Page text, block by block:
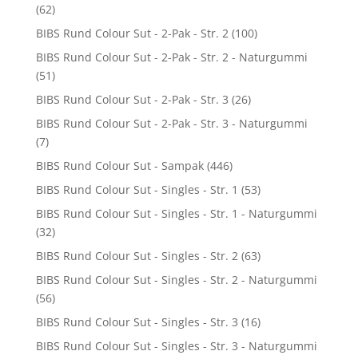
(62)
BIBS Rund Colour Sut - 2-Pak - Str. 2 (100)
BIBS Rund Colour Sut - 2-Pak - Str. 2 - Naturgummi
(51)
BIBS Rund Colour Sut - 2-Pak - Str. 3 (26)
BIBS Rund Colour Sut - 2-Pak - Str. 3 - Naturgummi
(7)
BIBS Rund Colour Sut - Sampak (446)
BIBS Rund Colour Sut - Singles - Str. 1 (53)
BIBS Rund Colour Sut - Singles - Str. 1 - Naturgummi
(32)
BIBS Rund Colour Sut - Singles - Str. 2 (63)
BIBS Rund Colour Sut - Singles - Str. 2 - Naturgummi
(56)
BIBS Rund Colour Sut - Singles - Str. 3 (16)
BIBS Rund Colour Sut - Singles - Str. 3 - Naturgummi